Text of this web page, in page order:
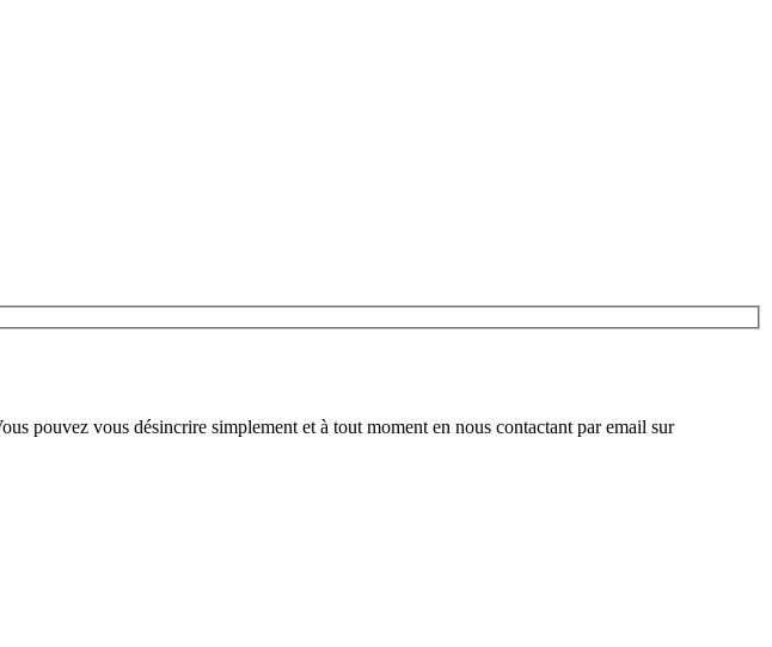
pouvez vous désincrire simplement et à tout moment en nous contactant par email sur